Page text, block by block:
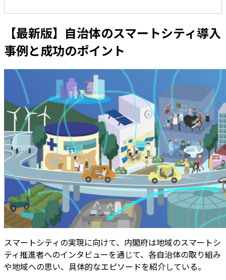
【最新版】自治体のスマートシティ導入
事例と成功のポイント
スマートシティの実現に向けて、内閣府は地域のスマートシ
ティ推進者へのインタビューを通じて、各自治体の取り組み
や地域への思い、具体的なエピソードを紹介している。